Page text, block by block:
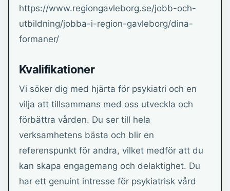
https://www.regiongavleborg.se/jobb-och-
utbildning/jobba-i-region-gavleborg/dina-
formaner/
Kvalifikationer
Vi söker dig med hjärta för psykiatri och en
vilja att tillsammans med oss utveckla och
förbättra vården. Du ser till hela
verksamhetens bästa och blir en
referenspunkt för andra, vilket medför att du
kan skapa engagemang och delaktighet. Du
har ett genuint intresse för psykiatrisk vård